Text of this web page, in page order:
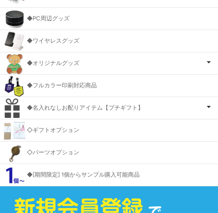
◆PC周辺グッズ
◆ワイヤレスグッズ
◆オリジナルグッズ
◆フルカラー印刷対応商品
◆名入れなしお配りアイテム【プチギフト】
◇ギフトオプション
◇パーツオプション
◆[期間限定] 1個からサンプル購入可能商品